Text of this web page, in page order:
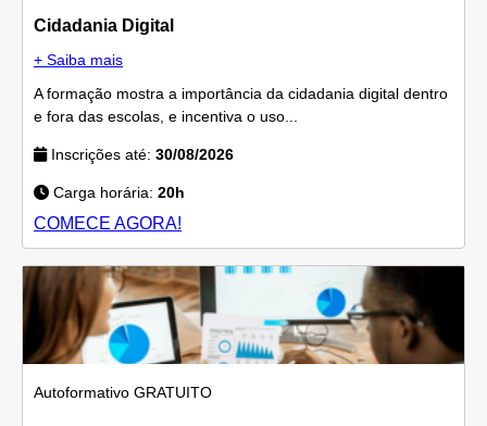
Cidadania Digital
+ Saiba mais
A formação mostra a importância da cidadania digital dentro
e fora das escolas, e incentiva o uso...
Inscrições até: 30/08/2026
Carga horária: 20h
COMECE AGORA!
Autoformativo GRATUITO